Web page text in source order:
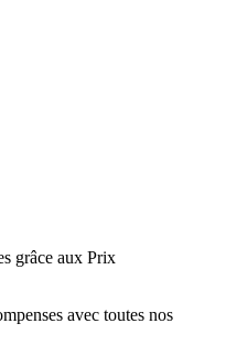
grâce aux Prix
avec toutes nos